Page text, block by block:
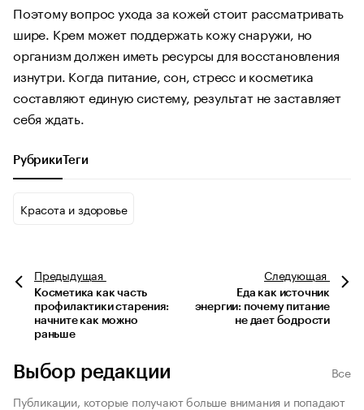
Поэтому вопрос ухода за кожей стоит рассматривать
шире. Крем может поддержать кожу снаружи, но
организм должен иметь ресурсы для восстановления
изнутри. Когда питание, сон, стресс и косметика
составляют единую систему, результат не заставляет
себя ждать.
Рубрики Теги
Красота и здоровье
Предыдущая
Косметика как часть
профилактики старения:
начните как можно
раньше
Следующая
Еда как источник
энергии: почему питание
не дает бодрости
Выбор редакции
Все
Публикации, которые получают больше внимания и попадают